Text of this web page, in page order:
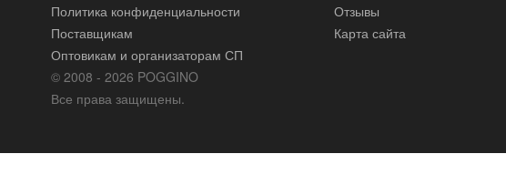
Политика конфиденциальности
Поставщикам
Оптовикам и организаторам СП
© 2008 - 2026 POGGINO
Все права защищены.
Отзывы
Карта сайта